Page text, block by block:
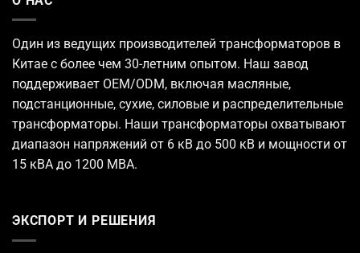
Один из ведущих производителей трансформаторов в
Китае с более чем 30-летним опытом. Наш завод
поддерживает OEM/ODM, включая масляные,
подстанционные, сухие, силовые и распределительные
трансформаторы. Наши трансформаторы охватывают
диапазон напряжений от 6 кВ до 500 кВ и мощности от
15 кВА до 1200 МВА.
ЭКСПОРТ И РЕШЕНИЯ